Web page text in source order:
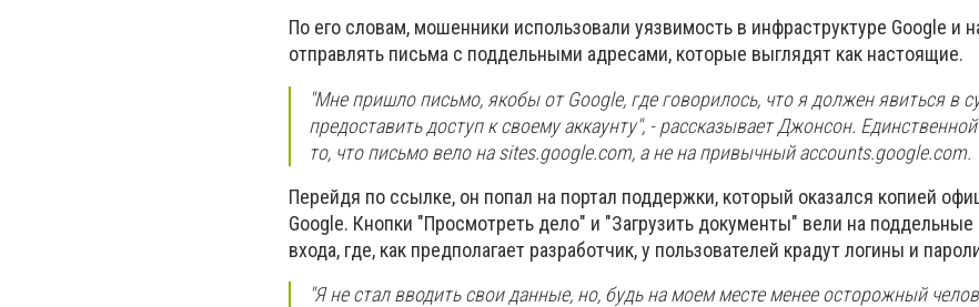
По его словам, мошенники использовали уязвимость в инфраструктуре Google и
отправлять письма с поддельными адресами, которые выглядят как настоящие.
"Мне пришло письмо, якобы от Google, где говорилось, что я должен явиться в
предоставить доступ к своему аккаунту", - рассказывает Джонсон.
то, что письмо вело на sites.google.com, а не на привычный accounts.google.com.
Перейдя по ссылке, он попал на портал поддержки, который оказался копией
Google. Кнопки "Просмотреть дело" и "Загрузить документы" вели на
входа, где, как предполагает разработчик, у пользователей крадут логины и
"Я не стал вводить свои данные, но, будь на моем месте менее осторожный